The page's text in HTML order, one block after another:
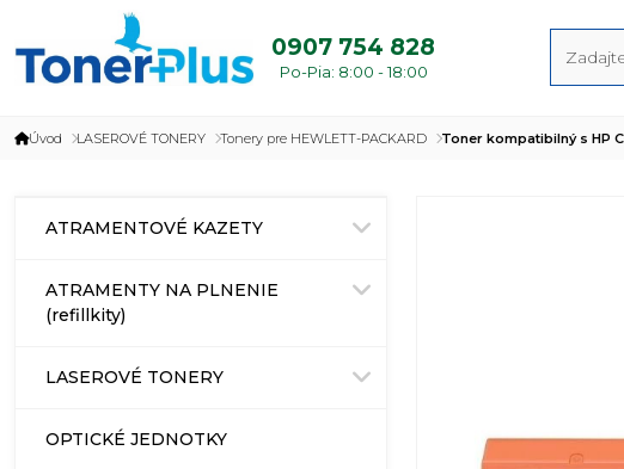
0907 754 828
Po-Pia: 8:00 - 18:00
Úvod LASEROVÉ TONERY Tonery pre HEWLETT-PACKARD Toner kompatibilný s HP
ATRAMENTOVÉ KAZETY
ATRAMENTY NA PLNENIE
(refillkity)
LASEROVÉ TONERY
OPTICKÉ JEDNOTKY